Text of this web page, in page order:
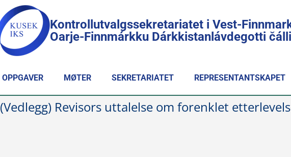
Kontrollutvalgssekretariatet i Vest-
Oarje-Finnmárkku Dárkkistanlávdegotti
MØTER SEKRETARIATET REPRESENTANTSKAPET
Revisors uttalelse om forenklet